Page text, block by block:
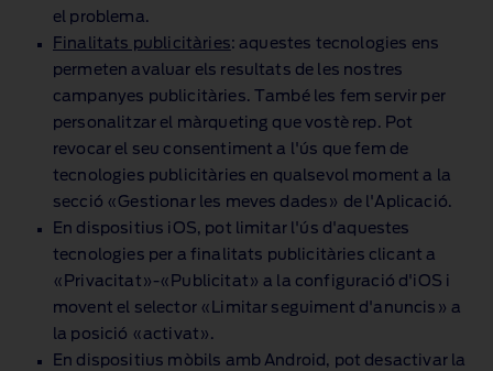
el problema.
Finalitats publicitàries: aquestes tecnologies ens
permeten avaluar els resultats de les nostres
campanyes publicitàries. També les fem servir per
personalitzar el màrqueting que vostè rep. Pot
revocar el seu consentiment a l'ús que fem de
tecnologies publicitàries en qualsevol moment a la
secció «Gestionar les meves dades» de l'Aplicació.
En dispositius iOS, pot limitar l'ús d'aquestes
tecnologies per a finalitats publicitàries clicant a
«Privacitat»‑«Publicitat» a la configuració d'iOS i
movent el selector «Limitar seguiment d'anuncis» a
la posició «activat».
En dispositius mòbils amb Android, pot desactivar la